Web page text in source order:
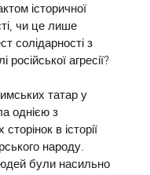
історичної
чи це лише
солідарності з
російської агресії?
татар у
однією з
сторінок в історії
народу.
були насильно